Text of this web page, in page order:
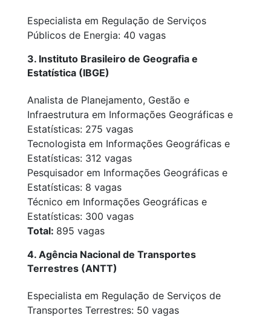
Especialista em Regulação de Serviços
Públicos de Energia: 40 vagas
3. Instituto Brasileiro de Geografia e
Estatística (IBGE)
Analista de Planejamento, Gestão e
Infraestrutura em Informações Geográficas e
Estatísticas: 275 vagas
Tecnologista em Informações Geográficas e
Estatísticas: 312 vagas
Pesquisador em Informações Geográficas e
Estatísticas: 8 vagas
Técnico em Informações Geográficas e
Estatísticas: 300 vagas
Total: 895 vagas
4. Agência Nacional de Transportes
Terrestres (ANTT)
Especialista em Regulação de Serviços de
Transportes Terrestres: 50 vagas